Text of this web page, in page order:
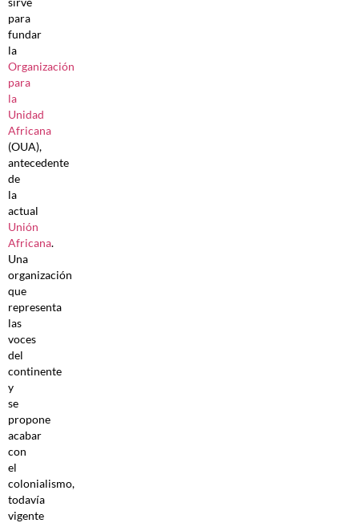
para
fundar
la
Organización
para
la
Unidad
Africana
(OUA),
antecedente
de
la
actual
Unión
Africana.
Una
organización
que
representa
las
voces
del
continente
y
se
propone
acabar
con
el
colonialismo,
todavía
vigente